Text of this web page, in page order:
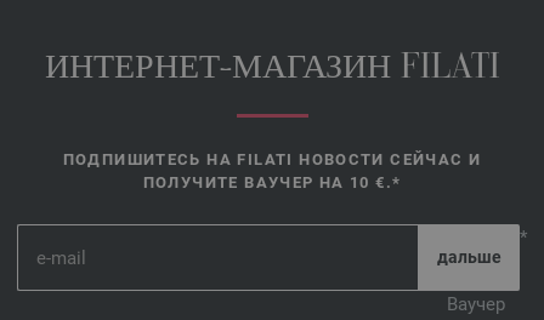
ИНТЕРНЕТ-МАГАЗИН FILATI
ПОДПИШИТЕСЬ НА FILATI НОВОСТИ СЕЙЧАС И
ПОЛУЧИТЕ ВАУЧЕР НА 10 €.*
*
Ваучер